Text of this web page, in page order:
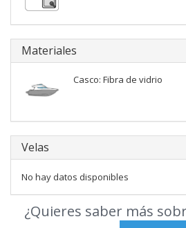
Materiales
Casco: Fibra de vidrio
Velas
No hay datos disponibles
¿Quieres saber más